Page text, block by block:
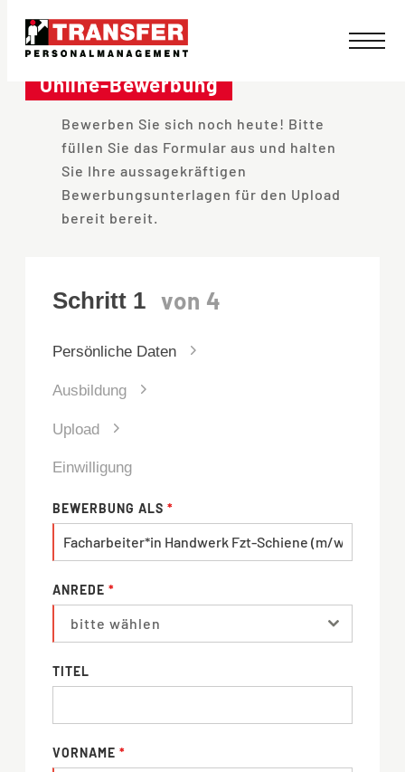
Direkt
zum
Inhalt
wechseln
Online-Bewerbung
Bewerben Sie sich noch heute! Bitte
füllen Sie das Formular aus und halten
Sie Ihre aussagekräftigen
Bewerbungsunterlagen für den Upload
bereit bereit.
Persönliche Daten
Ausbildung
Upload
Einwilligung
BEWERBUNG ALS *
ANREDE *
bitte wählen
TITEL
VORNAME *